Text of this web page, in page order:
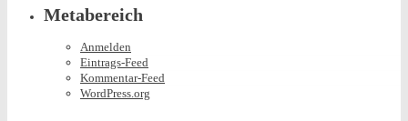
Metabereich
Anmelden
Eintrags-Feed
Kommentar-Feed
WordPress.org